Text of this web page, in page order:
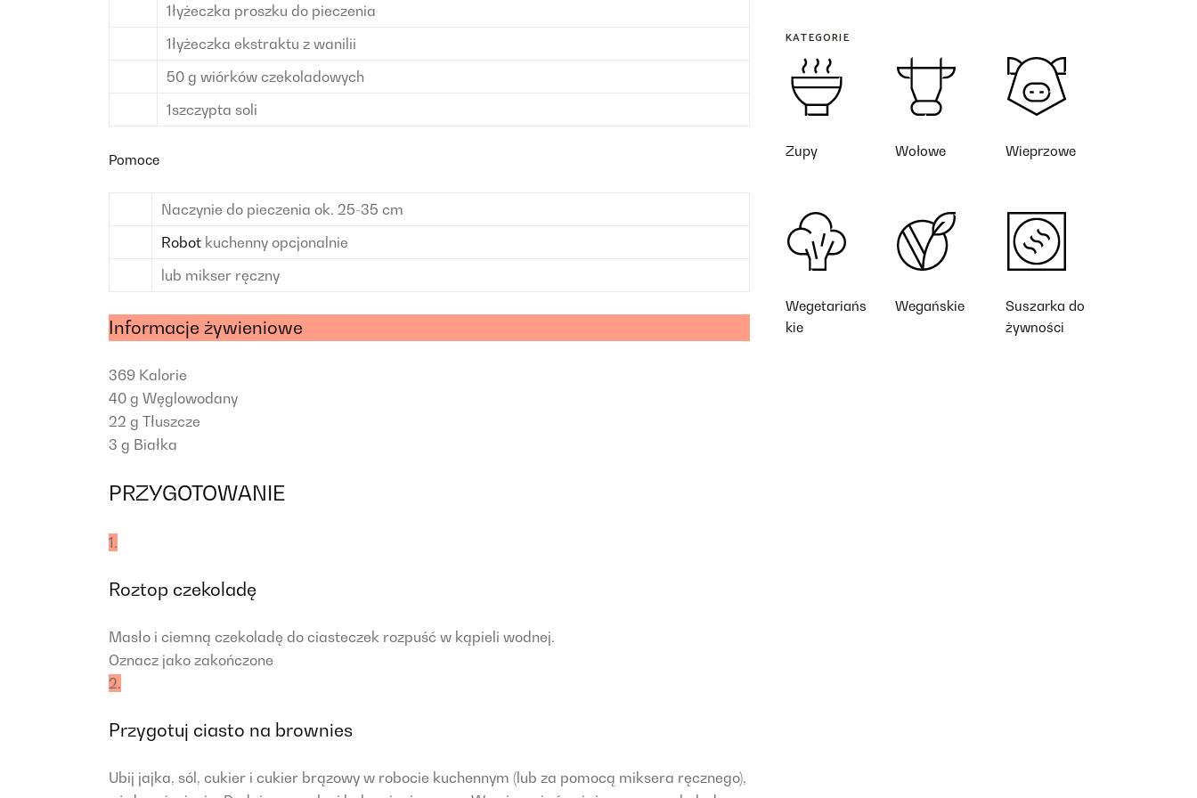
1łyżeczka proszku do pieczenia
1łyżeczka ekstraktu z wanilii
50 g wiórków czekoladowych
1szczypta soli
Pomoce
Naczynie do pieczenia ok. 25-35 cm
Robot kuchenny opcjonalnie
lub mikser ręczny
Informacje żywieniowe
369 Kalorie
40 g Węglowodany
22 g Tłuszcze
3 g Białka
PRZYGOTOWANIE
1.
Roztop czekoladę
Masło i ciemną czekoladę do ciasteczek rozpuść w kąpieli wodnej.
Oznacz jako zakończone
2.
Przygotuj ciasto na brownies
Ubij jajka, sól, cukier i cukier brązowy w robocie kuchennym (lub za pomocą miksera ręcznego),
KATEGORIE
Zupy Wołowe Wieprzowe
Wegetariańs
kie
Wegańskie
Suszarka do
żywności